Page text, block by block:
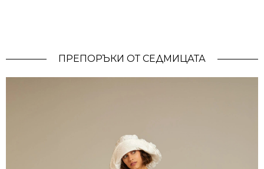
ПРЕПОРЪКИ ОТ СЕДМИЦАТА